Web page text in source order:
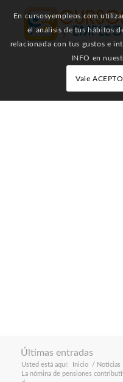
Últimas entradas
Usted está aquí: Inicio / Noticias
La nómina de pensiones
En cursosyempleos.com
el análisis de tus hábitos
relacionada con tus gustos e
INFO en
Vale ACEPTO